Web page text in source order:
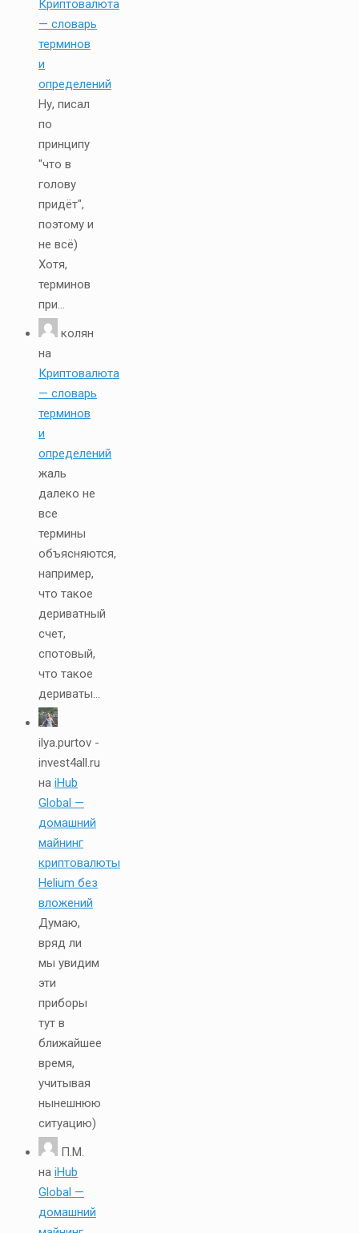
Криптовалюта
— словарь
терминов
и
определений
Ну, писал
по
принципу
"что в
голову
придёт",
поэтому и
не всё)
Хотя,
терминов
при...
колян
на
Криптовалюта
— словарь
терминов
и
определений
жаль
далеко не
все
термины
объясняются,
например,
что такое
дериватный
счет,
спотовый,
что такое
дериваты...
ilya.purtov -
invest4all.ru
на iHub
Global —
домашний
майнинг
криптовалюты
Helium без
вложений
Думаю,
вряд ли
мы увидим
эти
приборы
тут в
ближайшее
время,
учитывая
нынешнюю
ситуацию)
П.М.
на iHub
Global —
домашний